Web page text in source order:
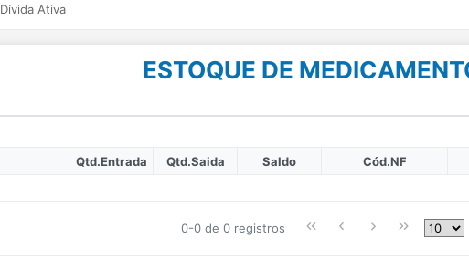
Dívida Ativa
ESTOQUE DE
Qtd.Entrada Qtd.Saida Saldo Cód.NF
0-0 de 0 registros